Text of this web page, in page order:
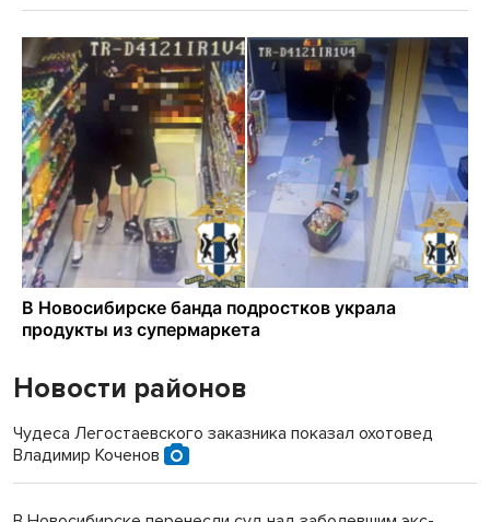
Новости районов
Чудеса Легостаевского заказника показал охотовед
Владимир Коченов